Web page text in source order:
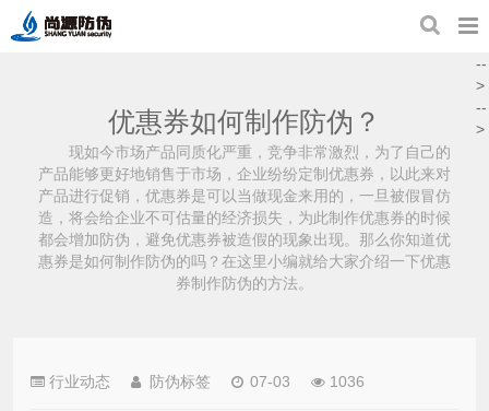
优惠券如何制作防伪？
现如今市场产品同质化严重，竞争非常激烈，为了自己的
产品能够更好地销售于市场，企业纷纷定制优惠券，以此来对
产品进行促销，优惠券是可以当做现金来用的，一旦被假冒仿
造，将会给企业不可估量的经济损失，为此制作优惠券的时候
都会增加防伪，避免优惠券被造假的现象出现。那么你知道优
惠券是如何制作防伪的吗？在这里小编就给大家介绍一下优惠
券制作防伪的方法。
行业动态 防伪标签 07-03 1036
--
>
--
>